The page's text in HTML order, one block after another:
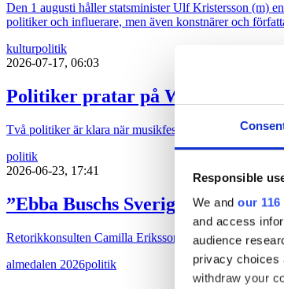
Responsible
We and our
and access
audience
privacy choices
withdraw your
Den 1 augusti håller statsminister Ulf Kristersson (m)
politiker och influerare, men även konstnärer och
kulturpolitik
2026-07-17, 06:03
Politiker pratar på Way out West
Två politiker är klara när musikfestivalen Way out
politik
2026-06-23, 17:41
”Ebba Buschs Sverigedröm
Retorikkonsulten Camilla Eriksson analyserar
almedalen 2026politik